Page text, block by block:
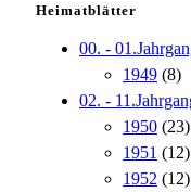
Heimatblätter
00. -
1949 (8)
02. -
1950 (23)
1951 (12)
1952 (12)